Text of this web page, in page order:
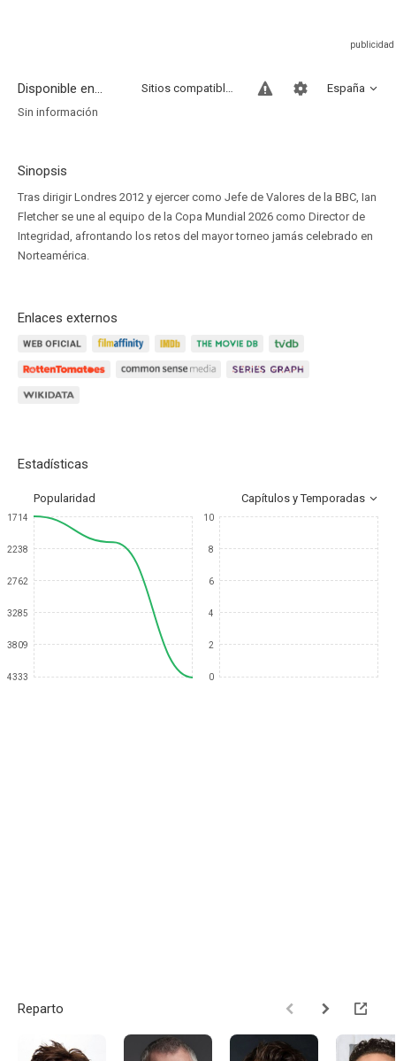
Disponible en... España
Sitios compatibles
Sin información
Sinopsis
Tras dirigir Londres 2012 y ejercer como Jefe de Valores de la BBC, Ian
Fletcher se une al equipo de la Copa Mundial 2026 como Director de
Integridad, afrontando los retos del mayor torneo jamás celebrado en
Norteamérica.
Enlaces externos
Estadísticas
Popularidad Capítulos y Temporadas
1714
2238
2762
3285
3809
4333
10
8
6
4
2
0
Reparto